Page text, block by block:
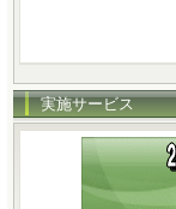
実施サービス